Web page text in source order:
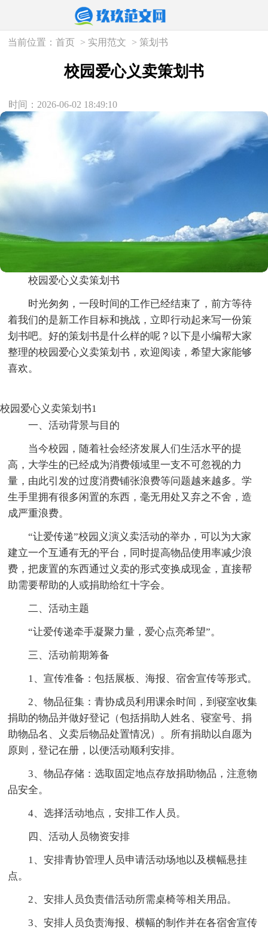
当前位置：首页 > 实用范文 > 策划书
校园爱心义卖策划书
时间：2026-06-02 18:49:10
校园爱心义卖策划书
时光匆匆，一段时间的工作已经结束了，前方等待
着我们的是新工作目标和挑战，立即行动起来写一份策
划书吧。好的策划书是什么样的呢？以下是小编帮大家
整理的校园爱心义卖策划书，欢迎阅读，希望大家能够
喜欢。
校园爱心义卖策划书1
一、活动背景与目的
当今校园，随着社会经济发展人们生活水平的提
高，大学生的已经成为消费领域里一支不可忽视的力
量，由此引发的过度消费铺张浪费等问题越来越多。学
生手里拥有很多闲置的东西，毫无用处又弃之不舍，造
成严重浪费。
“让爱传递”校园义演义卖活动的举办，可以为大家
建立一个互通有无的平台，同时提高物品使用率减少浪
费，把废置的东西通过义卖的形式变换成现金，直接帮
助需要帮助的人或捐助给红十字会。
二、活动主题
“让爱传递牵手凝聚力量，爱心点亮希望”。
三、活动前期筹备
1、宣传准备：包括展板、海报、宿舍宣传等形式。
2、物品征集：青协成员利用课余时间，到寝室收集
捐助的物品并做好登记（包括捐助人姓名、寝室号、捐
助物品名、义卖后物品处置情况）。所有捐助以自愿为
原则，登记在册，以便活动顺利安排。
3、物品存储：选取固定地点存放捐助物品，注意物
品安全。
4、选择活动地点，安排工作人员。
四、活动人员物资安排
1、安排青协管理人员申请活动场地以及横幅悬挂
点。
2、安排人员负责借活动所需桌椅等相关用品。
3、安排人员负责海报、横幅的制作并在各宿舍宣传